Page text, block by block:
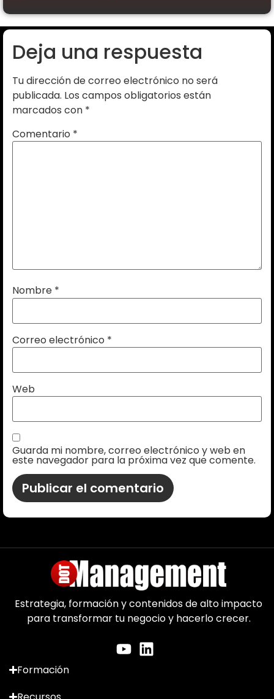
Deja una respuesta
Tu dirección de correo electrónico no será
publicada. Los campos obligatorios están
marcados con *
Comentario *
Nombre *
Correo electrónico *
Web
Guarda mi nombre, correo electrónico y web en
este navegador para la próxima vez que comente.
Estrategia, formación y contenidos de alto impacto
para transformar tu negocio y hacerlo crecer.
Formación